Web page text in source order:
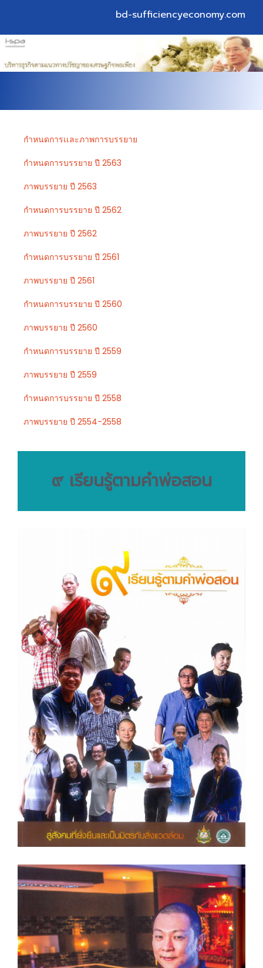
bd-sufficiencyeconomy.com
กำหนดการเเละภาพการบรรยาย
กำหนดการบรรยาย ปี 2563
ภาพบรรยาย ปี 2563
กำหนดการบรรยาย ปี 2562
ภาพบรรยาย ปี 2562
กำหนดการบรรยาย ปี 2561
ภาพบรรยาย ปี 2561
กำหนดการบรรยาย ปี 2560
ภาพบรรยาย ปี 2560
กำหนดการบรรยาย ปี 2559
ภาพบรรยาย ปี 2559
กำหนดการบรรยาย ปี 2558
ภาพบรรยาย ปี 2554-2558
๙ เรียนรู้ตามคำพ่อสอน